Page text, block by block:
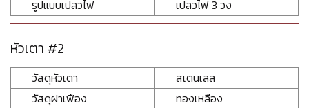
รูปแบบเปลวไฟ
เปลวไฟ 3 วง
หัวเตา #2
วัสดุหัวเตา
สเตนเลส
วัสดุฝาเฟือง
ทองเหลือง